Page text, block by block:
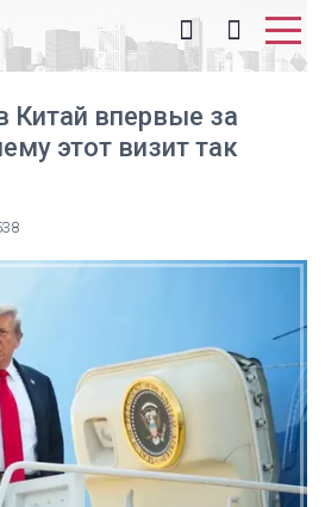
Китай впервые за
этот визит так